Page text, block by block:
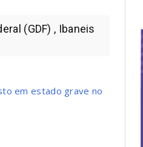
(GDF) , Ibaneis
em estado grave no